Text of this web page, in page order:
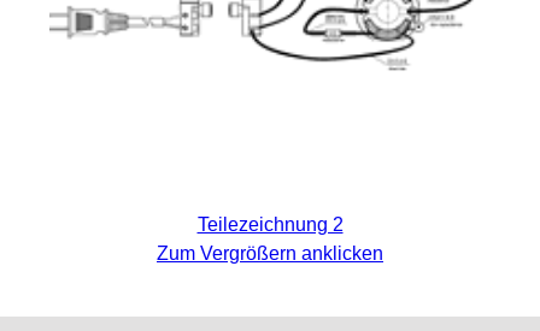
Teilezeichnung 2
Zum Vergrößern anklicken